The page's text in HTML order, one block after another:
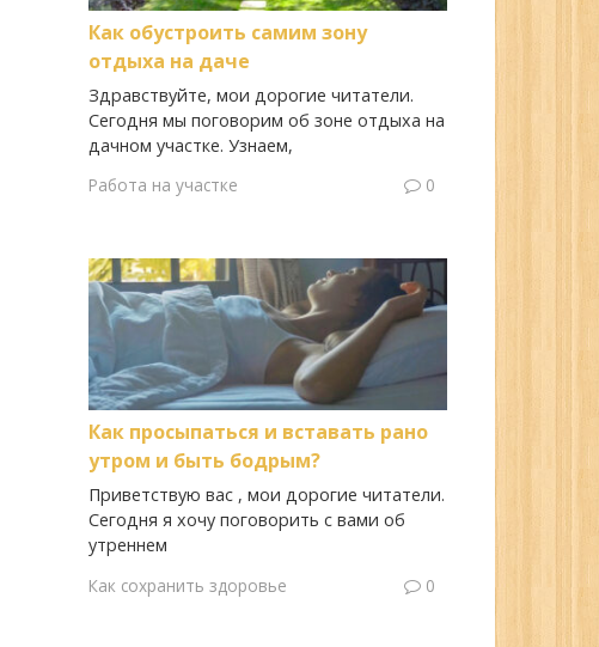
Как обустроить самим зону
отдыха на даче
Здравствуйте, мои дорогие читатели.
Сегодня мы поговорим об зоне отдыха на
дачном участке. Узнаем,
Работа на участке
0
Как просыпаться и вставать рано
утром и быть бодрым?
Приветствую вас , мои дорогие читатели.
Сегодня я хочу поговорить с вами об
утреннем
Как сохранить здоровье
0